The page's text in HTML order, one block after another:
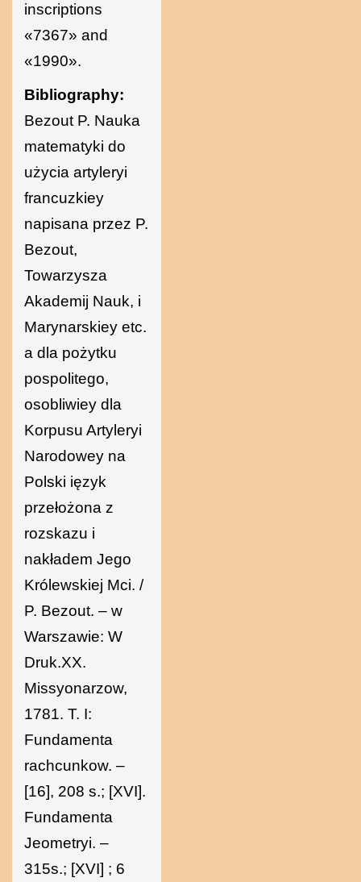
inscriptions
«7367» and
«1990».
Bibliography:
Bezout P. Nauka
matematyki do
użycia artyleryi
francuzkiey
napisana przez P.
Bezout,
Towarzysza
Akademij Nauk, i
Marynarskiey etc.
a dla pożytku
pospolitego,
osobliwiey dla
Korpusu Artyleryi
Narodowey na
Polski ięzyk
przełożona z
rozskazu i
nakładem Jego
Królewskiej Mci. /
P. Bezout. – w
Warszawie: W
Druk.XX.
Missyonarzow,
1781. T. I:
Fundamenta
rachcunkow. –
[16], 208 s.; [XVI].
Fundamenta
Jeometryi. –
315s.; [XVI] ; 6